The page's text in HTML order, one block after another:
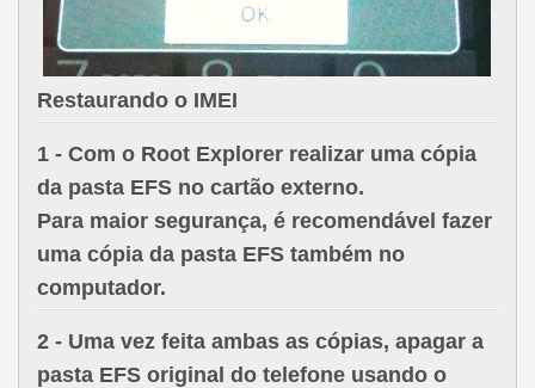
Restaurando o IMEI
1 -Com o Root Explorerrealizar uma cópia
da pasta EFS no cartão externo.
Para maior segurança, é recomendável fazer
uma cópia da pasta EFS também no
computador.
2 -Uma vez feita ambas as cópias, apagar a
pasta EFS original do telefone usando o